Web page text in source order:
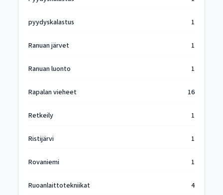
pyydyskalastus 1
Ranuan järvet 1
Ranuan luonto 1
Rapalan vieheet 16
Retkeily 1
Ristijärvi 1
Rovaniemi 1
Ruoanlaittotekniikat 4